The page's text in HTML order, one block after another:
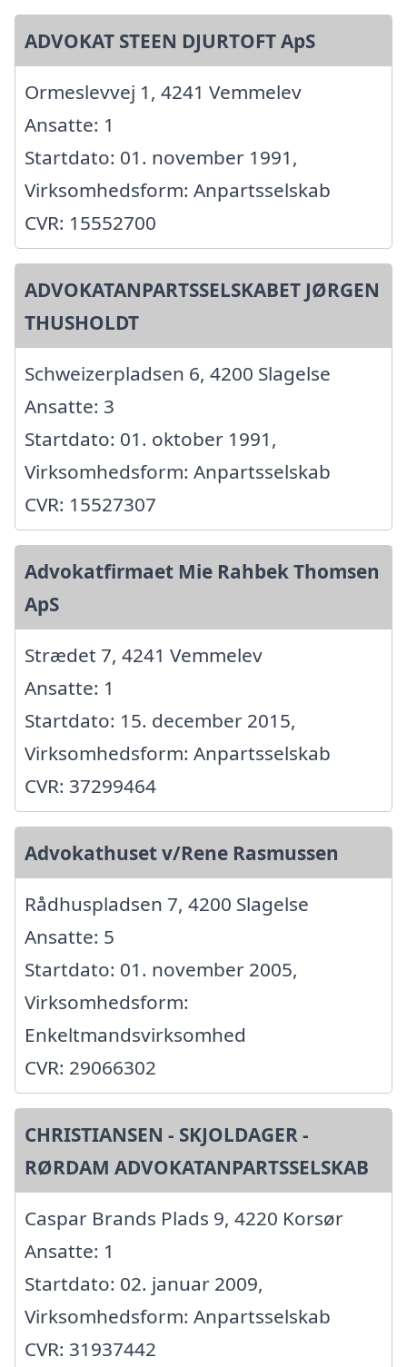
ADVOKAT STEEN DJURTOFT ApS
Ormeslevvej 1, 4241 Vemmelev
Ansatte: 1
Startdato: 01. november 1991,
Virksomhedsform: Anpartsselskab
CVR: 15552700
ADVOKATANPARTSSELSKABET JØRGEN
THUSHOLDT
Schweizerpladsen 6, 4200 Slagelse
Ansatte: 3
Startdato: 01. oktober 1991,
Virksomhedsform: Anpartsselskab
CVR: 15527307
Advokatfirmaet Mie Rahbek Thomsen
ApS
Strædet 7, 4241 Vemmelev
Ansatte: 1
Startdato: 15. december 2015,
Virksomhedsform: Anpartsselskab
CVR: 37299464
Advokathuset v/Rene Rasmussen
Rådhuspladsen 7, 4200 Slagelse
Ansatte: 5
Startdato: 01. november 2005,
Virksomhedsform:
Enkeltmandsvirksomhed
CVR: 29066302
CHRISTIANSEN - SKJOLDAGER -
RØRDAM ADVOKATANPARTSSELSKAB
Caspar Brands Plads 9, 4220 Korsør
Ansatte: 1
Startdato: 02. januar 2009,
Virksomhedsform: Anpartsselskab
CVR: 31937442